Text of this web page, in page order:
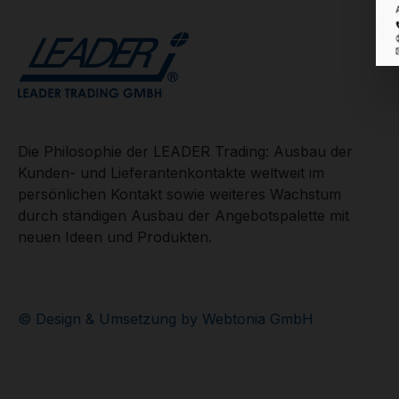
Die Philosophie der LEADER Trading: Ausbau der
Kunden- und Lieferantenkontakte weltweit im
persönlichen Kontakt sowie weiteres Wachstum
durch ständigen Ausbau der Angebotspalette mit
neuen Ideen und Produkten.
© Design & Umsetzung by Webtonia GmbH